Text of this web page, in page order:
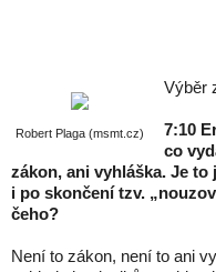
Robert Plaga (msmt.cz)
Výběr
7:10
co
zákon, ani vyhláška. Je
i po skončení tzv.
čeho?
Není to zákon, není to ani